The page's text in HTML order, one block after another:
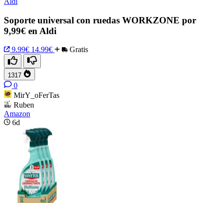
Soporte universal con ruedas WORKZONE por
9,99€ en Aldi
9.99€ 14.99€ Gratis
1317
0
MirY_oFerTas
Ruben
Amazon
6d